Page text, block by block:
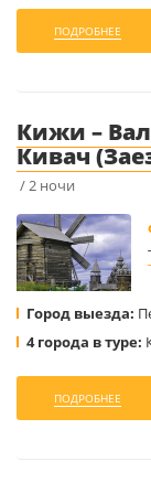
ПОДРОБНЕЕ
Кижи –
Кивач
/ 2 ночи
Город выезда:
4 города в туре:
ПОДРОБНЕЕ